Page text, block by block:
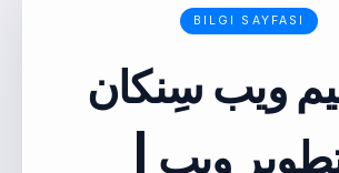
BILGI SAYFASI
ويب سِنكان
ويب |